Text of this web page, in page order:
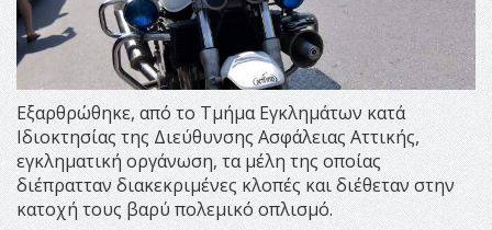
Εξαρθρώθηκε, από το Τμήμα Εγκλημάτων κατά
Ιδιοκτησίας της Διεύθυνσης Ασφάλειας Αττικής,
εγκληματική οργάνωση, τα μέλη της οποίας
διέπρατταν διακεκριμένες κλοπές και διέθεταν στην
κατοχή τους βαρύ πολεμικό οπλισμό.